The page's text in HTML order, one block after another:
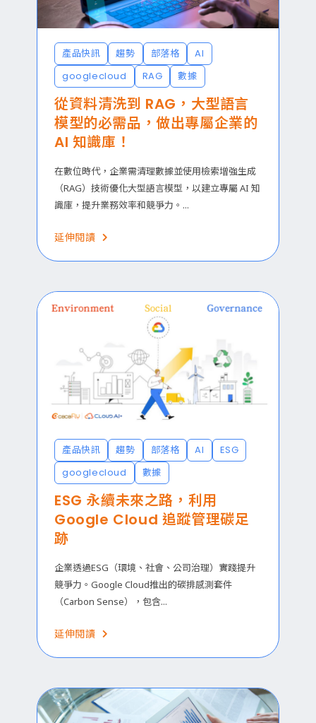
產品快訊 趨勢 部落格
AI
googlecloud
RAG 數據
從資料清洗到 RAG，大型語言
模型的必需品，做出專屬企業的
AI 知識庫！
在數位時代，企業需清理數據並使用檢索增強生成
（RAG）技術優化大型語言模型，以建立專屬 AI 知
識庫，提升業務效率和競爭力。...
延伸閱讀
產品快訊 趨勢 部落格 AI
ESG
googlecloud
數據
ESG 永續未來之路，利用
Google Cloud 追蹤管理碳足
跡
企業透過ESG（環境、社會、公司治理）實踐提升
競爭力。Google Cloud推出的碳排感測套件
（Carbon Sense），包含...
延伸閱讀